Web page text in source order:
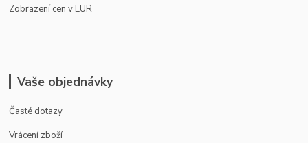
Zobrazení cen v EUR
Vaše objednávky
Časté dotazy
Vrácení zboží